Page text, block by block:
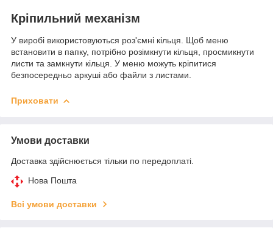
Кріпильний механізм
У виробі використовуються роз'ємні кільця. Щоб меню
встановити в папку, потрібно розімкнути кільця, просмикнути
листи та замкнути кільця. У меню можуть кріпитися
безпосередньо аркуші або файли з листами.
Приховати
Умови доставки
Доставка здійснюється тільки по передоплаті.
Нова Пошта
Всі умови доставки